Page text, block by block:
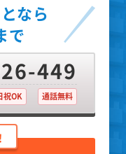
なら
で
449
祝OK 通話無料